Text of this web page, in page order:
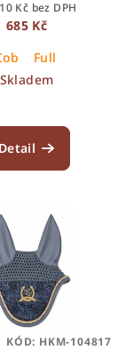
Kč bez DPH
685 Kč
Full
Skladem
Detail
KÓD: HKM-104817